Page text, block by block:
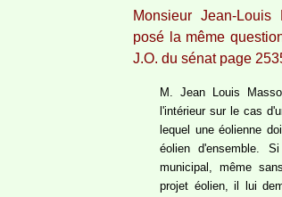
Monsieur Jean-
posé la même
J.O. du sénat page
M. Jean Louis
l'intérieur sur le cas
lequel une éolienne
éolien d'ensemble.
municipal, même
projet éolien, il lui